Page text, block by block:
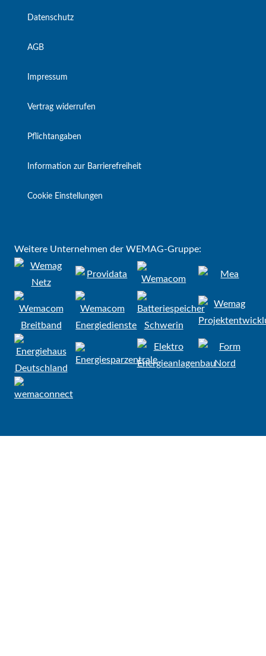
Datenschutz
AGB
Impressum
Vertrag widerrufen
Pflichtangaben
Information zur Barrierefreiheit
Cookie Einstellungen
Weitere Unternehmen der WEMAG-Gruppe: